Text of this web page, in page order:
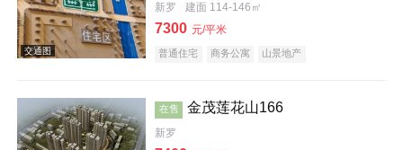
效果图
新罗 建面 114-146㎡
7300 元/平米
普通住宅 商务公寓 山景地产
在售 金茂莲花山166
新罗